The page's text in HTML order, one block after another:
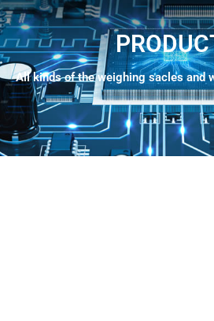
All kinds of the weighing sacles and